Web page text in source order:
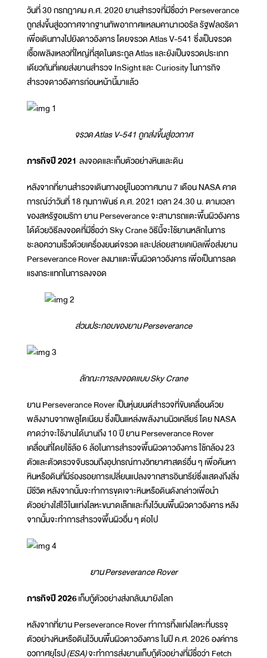
วันที่ 30 กรกฎาคม ค.ศ. 2020 ยานสำรวจที่มีชื่อว่า Perseverance
ถูกส่งขึ้นสู่อวกาศจากฐานทัพอากาศแหลมคานาเวอรัล รัฐฟลอริดา
เพื่อเดินทางไปยังดาวอังคาร โดยจรวด Atlas V-541 ซึ่งเป็นจรวด
เชื้อเพลิงเหลวที่ใหญ่ที่สุดในตระกูล Atlas และยังเป็นจรวดประเภท
เดียวกันที่เคยส่งยานสำรวจ InSight และ Curiosity ในภารกิจ
สำรวจดาวอังคารก่อนหน้านี้มาแล้ว
จรวดAtlas V-541 ถูกส่งขึ้นสู่อวกาศ
ภารกิจปี 2021 ลงจอดและเก็บตัวอย่างหินและดิน
หลังจากที่ยานสำรวจเดินทางอยู่ในอวกาศนาน 7 เดือน NASA คาด
การณ์ว่าวันที่ 18 กุมภาพันธ์ ค.ศ. 2021 เวลา 24.30 น. ตามเวลา
ของสหรัฐอเมริกา ยาน Perseverance จะสามารถแตะพื้นผิวอังคาร
ได้ด้วยวิธีลงจอดที่มีชื่อว่า Sky Crane วิธีนี้จะใช้ยานหลักในการ
ชะลอความเร็วด้วยเครื่องยนต์จรวด และปล่อยสายเคเบิลเพื่อส่งยาน
Perseverance Rover ลงมาแตะพื้นผิวดาวอังคาร เพื่อเป็นการลด
แรงกระแทกในการลงจอด
ส่วนประกอบของยานPerseverance
ลักณะการลงจอดแบบSky Crane
ยาน Perseverance Rover เป็นหุ่นยนต์สำรวจที่ขับเคลื่อนด้วย
พลังงานจากพลูโตเนียม ซึ่งเป็นแหล่งพลังงานนิวเคลียร์ โดย NASA
คาดว่าจะใช้งานได้นานถึง 10 ปี ยาน Perseverance Rover
เคลื่อนที่โดยใช้ล้อ 6 ล้อในการสำรวจพื้นผิวดาวอังคาร ใช้กล้อง 23
ตัวและตัวตรวจจับรวมถึงอุปกรณ์ทางวิทยาศาสตร์อื่น ๆ เพื่อค้นหา
หินหรือดินที่มีร่องรอยการเปลี่ยนแปลงจากสารอินทรีย์ซึ่งแสดงถึงสิ่ง
มีชีวิต หลังจากนั้นจะทำการขุดเจาะหินหรือดินดังกล่าวเพื่อนำ
ตัวอย่างใส่ไว้ในแท่งโลหะขนาดเล็กและทิ้งไว้บนพื้นผิวดาวอังคาร หลัง
จากนั้นจะทำการสำรวจพื้นผิวอื่น ๆ ต่อไป
ยานPerseverance Rover
ภารกิจปี 2026เก็บกู้ตัวอย่างส่งกลับมายังโลก
หลังจากที่ยาน Perseverance Rover ทำการทิ้งแท่งโลหะที่บรรจุ
ตัวอย่างหินหรือดินไว้บนพื้นผิวดาวอังคาร ในปี ค.ศ. 2026 องค์การ
อวกาศยุโรป(ESA)จะทำการส่งยานเก็บกู้ตัวอย่างที่มีชื่อว่า Fetch